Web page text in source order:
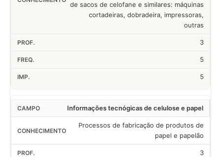
de sacos de celofane e similares: máquinas
cortadeiras, dobradeira, impressoras,
outras
3
5
5
Informações tecnógicas de celulose e papel
Processos de fabricação de produtos de
papel e papelão
3